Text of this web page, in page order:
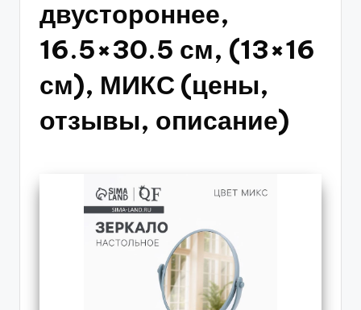
двустороннее,
16.5×30.5 см, (13×16
см), МИКС (цены,
отзывы, описание)